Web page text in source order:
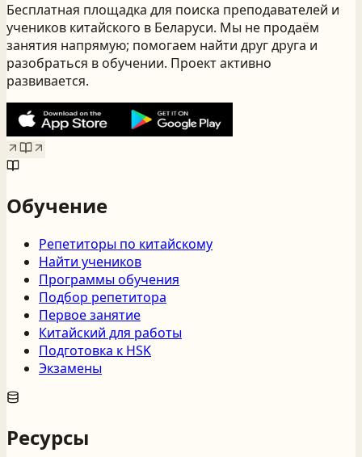
Бесплатная площадка для поиска преподавателей и
учеников китайского в Беларуси. Мы не продаём
занятия напрямую; помогаем найти друг друга и
разобраться в обучении. Проект активно
развивается.
Обучение
Репетиторы по китайскому
Найти учеников
Программы обучения
Подбор репетитора
Первое занятие
Китайский для работы
Подготовка к HSK
Экзамены
Ресурсы